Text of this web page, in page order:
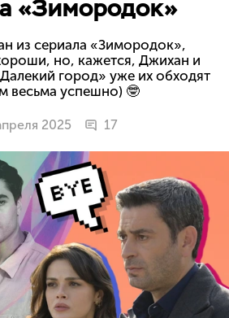
«Зимородок»
из сериала «Зимородок»,
но, кажется, Джихан и
город» уже их обходят
весьма успешно) 🤓
2025 17